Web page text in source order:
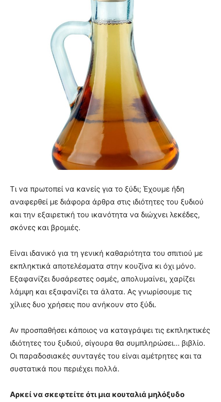
Τι να πρωτοπεί να κανείς για το ξύδι; Έχουμε ήδη
αναφερθεί με διάφορα άρθρα στις ιδιότητες του ξυδιού
και την εξαιρετική του ικανότητα να διώχνει λεκέδες,
σκόνες και βρομιές.
Είναι ιδανικό για τη γενική καθαριότητα του σπιτιού με
εκπληκτικά αποτελέσματα στην κουζίνα κι όχι μόνο.
Εξαφανίζει δυσάρεστες οσμές, απολυμαίνει, χαρίζει
λάμψη και εξαφανίζει τα άλατα. Ας γνωρίσουμε τις
χίλιες δυο χρήσεις που ανήκουν στο ξύδι.
Αν προσπαθήσει κάποιος να καταγράψει τις εκπληκτικές
ιδιότητες του ξυδιού, σίγουρα θα συμπληρώσει… βιβλίο.
Οι παραδοσιακές συνταγές του είναι αμέτρητες και τα
συστατικά που περιέχει πολλά.
Αρκεί να σκεφτείτε ότι μια κουταλιά μηλόξυδο